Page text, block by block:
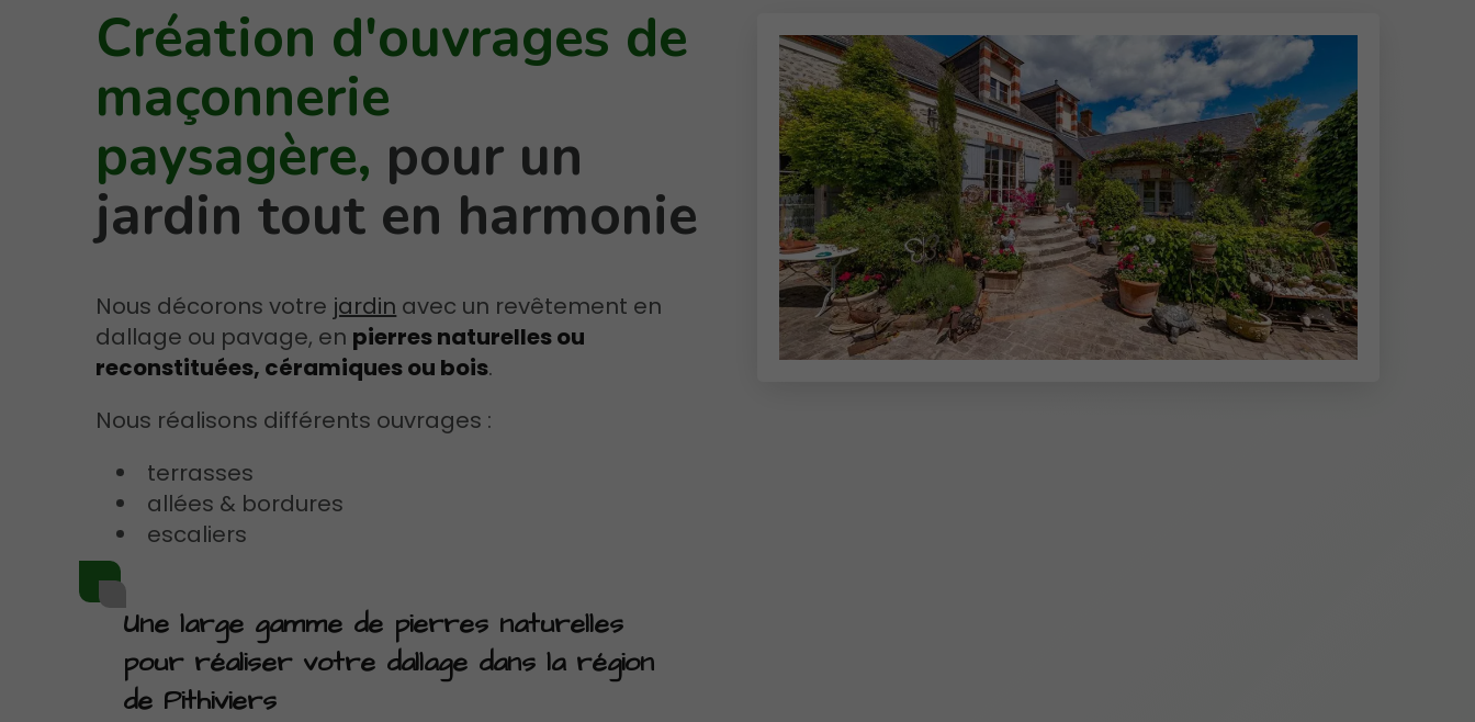
Création d'ouvrages de
maçonnerie
paysagère, pour un
jardin tout en harmonie
Nous décorons votre jardin avec un revêtement en
dallage ou pavage, en pierres naturelles ou
reconstituées, céramiques ou bois.
Nous réalisons différents ouvrages :
terrasses
allées & bordures
escaliers
Une large gamme de pierres naturelles
pour réaliser votre dallage dans la région
de Pithiviers